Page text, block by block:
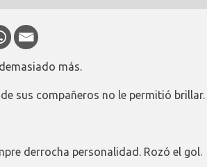
más.
sus compañeros no le permitió brillar.
derrocha personalidad. Rozó el gol.